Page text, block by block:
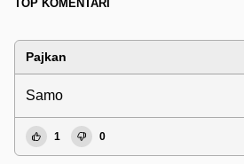
TOP KOMENTARI
Pajkan
Samo
1 0